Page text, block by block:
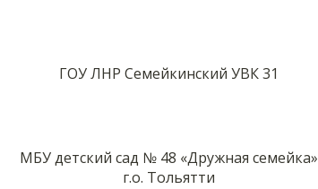
ГОУ ЛНР Семейкинский УВК 31
МБУ детский сад № 48 «Дружная семейка»
г.о. Тольятти